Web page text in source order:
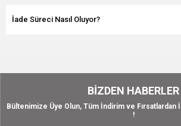
İade Süreci Nasıl Oluyor?
BIZDEN HABERLER
Bültenimize Üye Olun, Tüm İndirim ve Fırsatlardan
!